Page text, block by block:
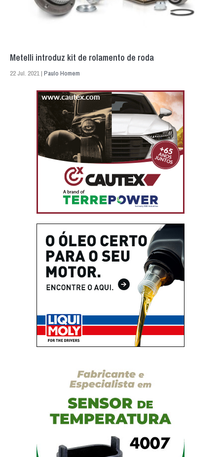
Metelli introduz kit de rolamento de roda
22 Jul. 2021 | Paulo Homem